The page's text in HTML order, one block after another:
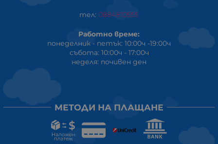
тел: 0884810555
Работно време:
понеделник - петък: 10:00ч -19:00ч
събота: 10:00ч - 17:00ч
неделя: почивен ден
МЕТОДИ НА ПЛАЩАНЕ